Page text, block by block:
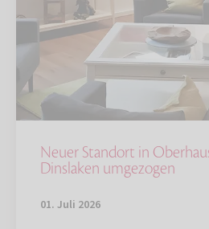
Neuer Standort in
Dinslaken umgezogen
01. Juli 2026